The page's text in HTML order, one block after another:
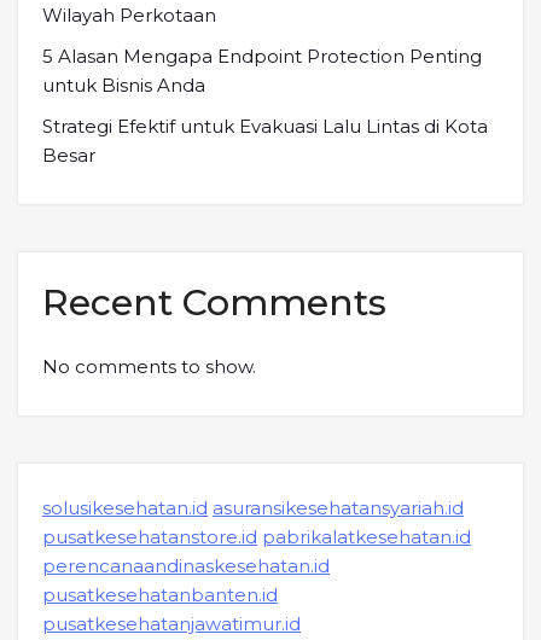
Wilayah Perkotaan
5 Alasan Mengapa Endpoint Protection Penting
untuk Bisnis Anda
Strategi Efektif untuk Evakuasi Lalu Lintas di Kota
Besar
Recent Comments
No comments to show.
solusikesehatan.id asuransikesehatansyariah.id
pusatkesehatanstore.id pabrikalatkesehatan.id
perencanaandinaskesehatan.id
pusatkesehatanbanten.id
pusatkesehatanjawatimur.id